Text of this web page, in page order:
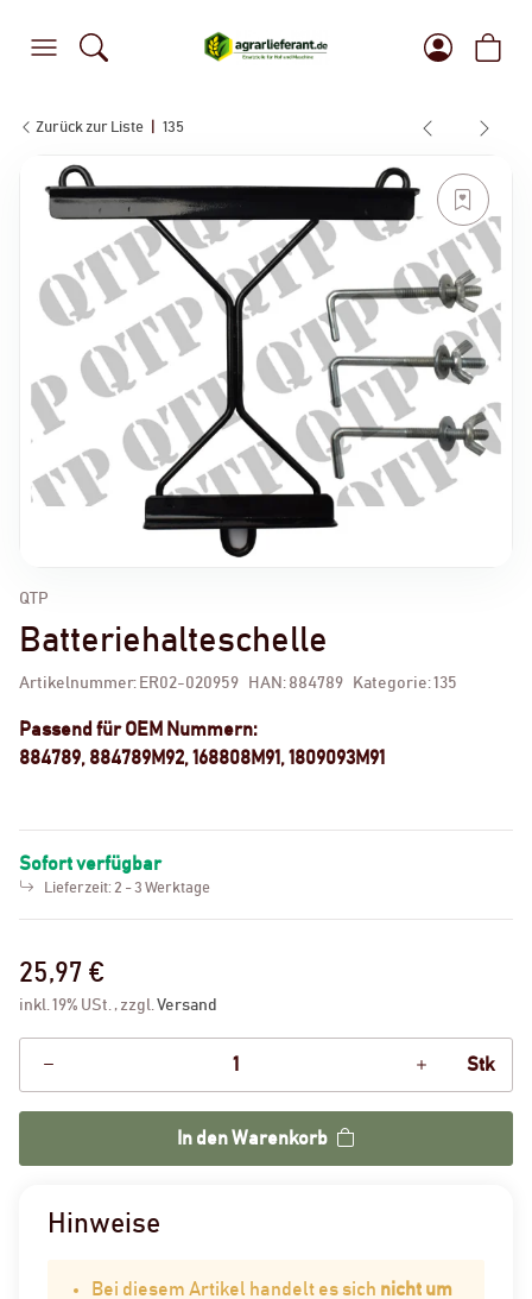
Zurück zur Liste 135
QTP
Batteriehalteschelle
Artikelnummer: ER02-020959 HAN: 884789 Kategorie:135
Passend für OEM Nummern:
884789, 884789M92, 168808M91, 1809093M91
Sofort verfügbar
Lieferzeit: 2 - 3 Werktage
25,97 €
inkl. 19% USt. , zzgl. Versand
Stk
In den Warenkorb
Hinweise
Bei diesem Artikel handelt es sich nicht um